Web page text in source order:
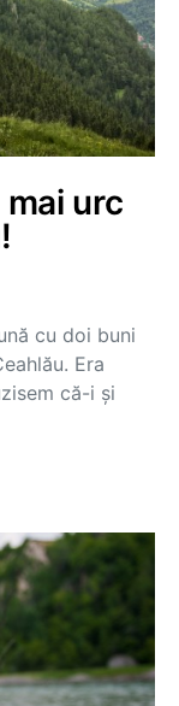
urc
cu doi buni
Era
că-i și